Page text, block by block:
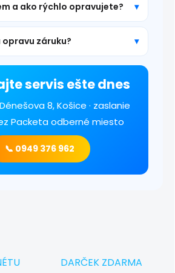
a ako rýchlo opravujete?
záruku?
servis ešte dnes
8, Košice · zaslanie
Packeta odberné miesto
📞 0949 376 962
DARČEK ZDARMA